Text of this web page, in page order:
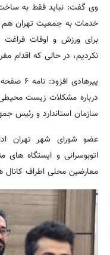
وی گفت: نباید فقط به ساخت
خدمات به جمعیت تهران هم
برای ورزش و اوقات
نکردیم، در حالی که اقدام
درباره مشکلات زیست
سازمان استاندارد و رئیس
عضو شورای شهر تهران
اتوبوسرانی و ایستگاه
معارضین محلی اطراف